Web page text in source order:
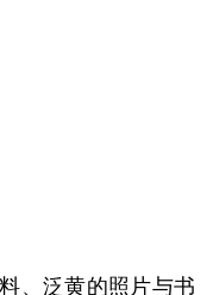
、泛黄的照片与书